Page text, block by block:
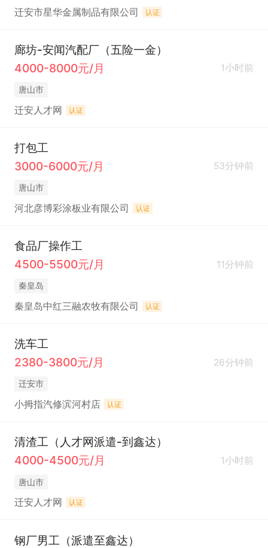
迁安市星华金属制品有限公司 认证
廊坊-安闻汽配厂（五险一金）
4000-8000元/月
1小时前
唐山市
迁安人才网 认证
打包工
3000-6000元/月
53分钟前
唐山市
河北彦博彩涂板业有限公司 认证
食品厂操作工
4500-5500元/月
11分钟前
秦皇岛
秦皇岛中红三融农牧有限公司 认证
洗车工
2380-3800元/月
26分钟前
迁安市
小拇指汽修滨河村店 认证
清渣工（人才网派遣-到鑫达）
4000-4500元/月
1小时前
唐山市
迁安人才网 认证
钢厂男工（派遣至鑫达）